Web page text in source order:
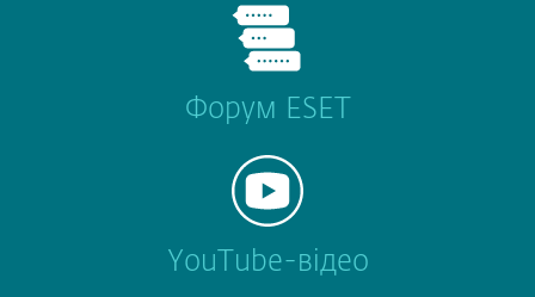
Форум ESET
YouTube-відео